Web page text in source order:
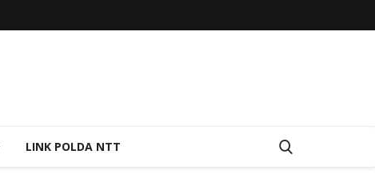
LINK POLDA NTT